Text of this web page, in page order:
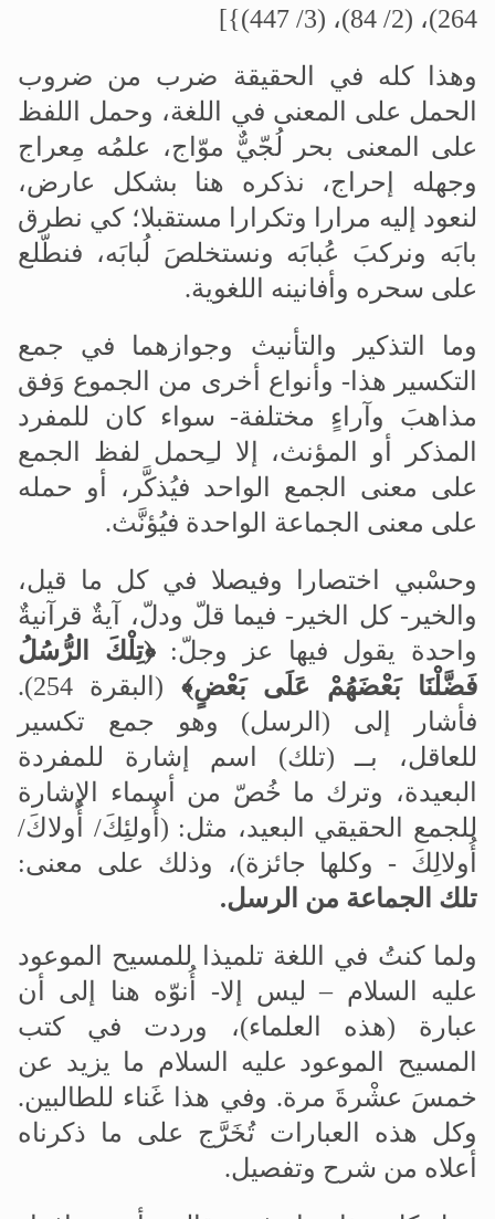
264)، (2/ 84)، (3/ 447)}]
وهذا كله في الحقيقة ضرب من ضروب
الحمل على المعنى في اللغة، وحمل اللفظ
على المعنى بحر لُجّيٌّ موّاج، علمُه مِعراج
وجهله إحراج، نذكره هنا بشكل عارض،
لنعود إليه مرارا وتكرارا مستقبلا؛ كي نطرق
بابَه ونركبَ عُبابَه ونستخلصَ لُبابَه، فنطّلع
على سحره وأفانينه اللغوية.
وما التذكير والتأنيث وجوازهما في جمع
التكسير هذا- وأنواع أخرى من الجموع وَفق
مذاهبَ وآراءٍ مختلفة- سواء كان للمفرد
المذكر أو المؤنث، إلا لـِحمل لفظ الجمع
على معنى الجمع الواحد فيُذكَّر، أو حمله
على معنى الجماعة الواحدة فيُؤنَّث.
وحسْبي اختصارا وفيصلا في كل ما قيل،
والخير- كل الخير- فيما قلّ ودلّ، آيةٌ قرآنيةٌ
واحدة يقول فيها عز وجلّ:﴿تِلْكَ الرُّسُلُ
فَضَّلْنَا بَعْضَهُمْ عَلَى بَعْضٍ﴾
(البقرة 254).
فأشار إلى (الرسل) وهو جمع تكسير
للعاقل، بــ (تلك) اسم إشارة للمفردة
البعيدة، وترك ما خُصّ من أسماء الإشارة
للجمع الحقيقي البعيد، مثل: (أُولئِكَ/ أُولاكَ/
أُولالِكَ - وكلها جائزة)، وذلك على معنى:
تلك الجماعة من الرسل.
ولما كنتُ في اللغة تلميذا للمسيح الموعود
عليه السلام – ليس إلا- أُنوّه هنا إلى أن
عبارة (هذه العلماء)، وردت في كتب
المسيح الموعود عليه السلام ما يزيد عن
خمسَ عشْرةَ مرة. وفي هذا غَناء للطالبين.
وكل هذه العبارات تُخَرَّج على ما ذكرناه
أعلاه من شرح وتفصيل.